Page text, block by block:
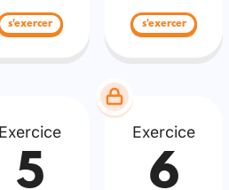
s'exercer s'exercer
Exercice
5
Exercice
6